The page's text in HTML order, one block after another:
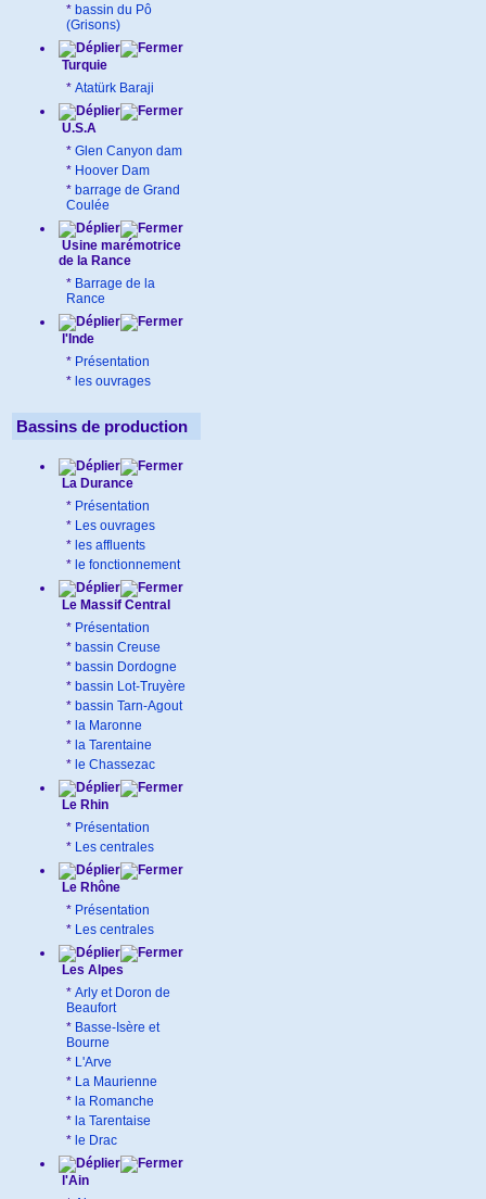
* bassin du Pô
(Grisons)
Turquie
* Atatürk Baraji
U.S.A
* Glen Canyon dam
* Hoover Dam
* barrage de Grand
Coulée
Usine marémotrice
de la Rance
* Barrage de la
Rance
l'Inde
* Présentation
* les ouvrages
Bassins de production
La Durance
* Présentation
* Les ouvrages
* les affluents
* le fonctionnement
Le Massif Central
* Présentation
* bassin Creuse
* bassin Dordogne
* bassin Lot-Truyère
* bassin Tarn-Agout
* la Maronne
* la Tarentaine
* le Chassezac
Le Rhin
* Présentation
* Les centrales
Le Rhône
* Présentation
* Les centrales
Les Alpes
* Arly et Doron de
Beaufort
* Basse-Isère et
Bourne
* L'Arve
* La Maurienne
* la Romanche
* la Tarentaise
* le Drac
l'Ain